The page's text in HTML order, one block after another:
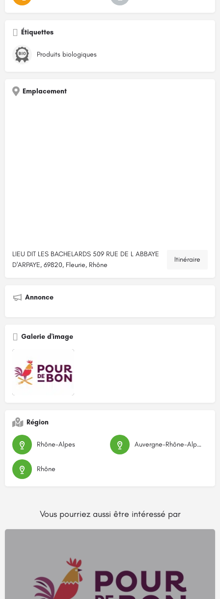
Étiquettes
Produits biologiques
Emplacement
LIEU DIT LES BACHELARDS 509 RUE DE L ABBAYE
D'ARPAYE, 69820, Fleurie, Rhône
Itinéraire
Annonce
Galerie d'image
Région
Rhône-Alpes Auvergne-Rhône-Alpes
Rhône
Vous pourriez aussi être intéressé par